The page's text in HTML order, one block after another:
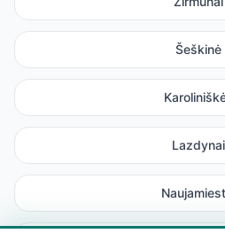
Šeškinė
Lazdynai